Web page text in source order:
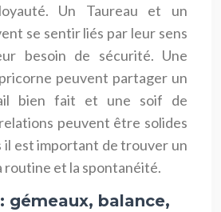
Un Taureau et un
se sentir liés par leur sens
besoin de sécurité. Une
peuvent partager un
bien fait et une soif de
peuvent être solides
il est important de trouver un
routine et la spontanéité.
gémeaux, balance,